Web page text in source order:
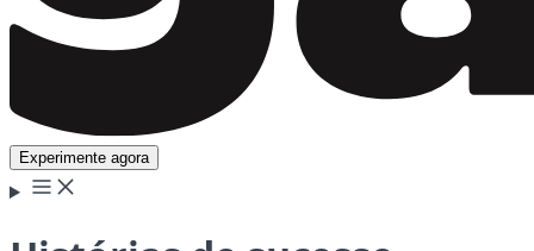
Experimente agora